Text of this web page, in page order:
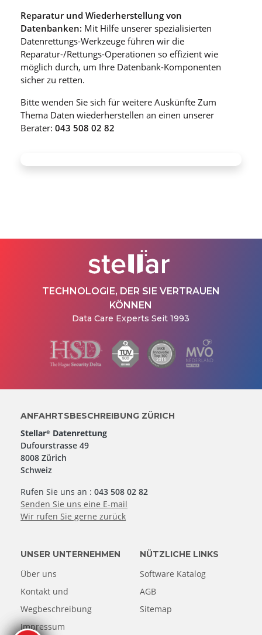
Reparatur und Wiederherstellung von
Datenbanken: Mit Hilfe unserer spezialisierten
Datenrettungs-Werkzeuge führen wir die
Reparatur-/Rettungs-Operationen so effizient wie
möglich durch, um Ihre Datenbank-Komponenten
sicher zu retten.
Bitte wenden Sie sich für weitere Auskünfte Zum
Thema Daten wiederherstellen an einen unserer
Berater:043 508 02 82
TECHNOLOGIE, DER SIE VERTRAUEN
KÖNNEN
Data Care Experts Seit 1993
ANFAHRTSBESCHREIBUNG ZÜRICH
Stellar® Datenrettung
Dufourstrasse 49
8008 Zürich
Schweiz
Rufen Sie uns an :043 508 02 82
Senden Sie uns eine E-mail
Wir rufen Sie gerne zurück
UNSER UNTERNEHMEN
Über uns
Kontakt und
Wegbeschreibung
Impressum
NÜTZLICHE LINKS
Software Katalog
AGB
Sitemap